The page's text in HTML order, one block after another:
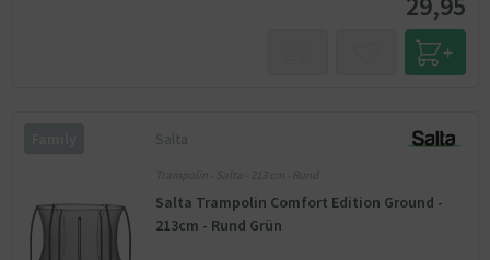
Salta
Trampolin - Salta - 213 cm - Rund
Salta Trampolin Comfort Edition Ground -
213cm - Rund Grün